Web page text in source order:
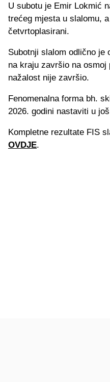
U subotu je Emir Lokmić
trećeg mjesta u slalomu,
četvrtoplasirani.
Subotnji slalom odlično je
na kraju završio na
nažalost nije završio.
Fenomenalna forma bh.
2026. godini nastaviti u
Kompletne rezultate FIS
OVDJE.